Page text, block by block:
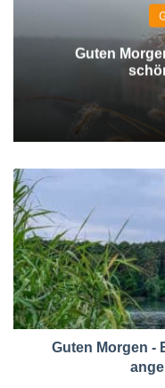
Guten
Guten Morgen -